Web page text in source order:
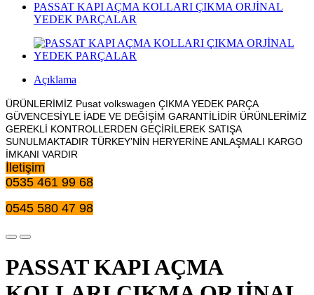
PASSAT KAPI AÇMA KOLLARI ÇIKMA ORJİNAL
YEDEK PARÇALAR
Açıklama
ÜRÜNLERİMİZ Pusat volkswagen ÇIKMA YEDEK PARÇA
GÜVENCESİYLE İADE VE DEĞİŞİM GARANTİLİDİR ÜRÜNLERİMİZ
GEREKLİ KONTROLLERDEN GEÇİRİLEREK SATIŞA
SUNULMAKTADIR TÜRKEY’NİN HERYERİNE ANLAŞMALI KARGO
İMKANI VARDIR
İletişim
0535 461 99 68
0545 580 47 98
PASSAT KAPI AÇMA